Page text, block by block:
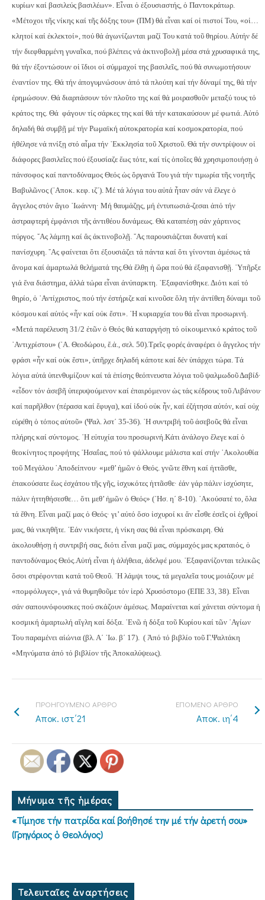
κυρίων καί βασιλεύς βασιλέων». Εἶναι ὁ ἐξουσιαστής, ὁ Παντοκράτωρ.
«Μέτοχοι τῆς νίκης καί τῆς δόξης του» (ΠΜ) θά εἶναι καί οἱ πιστοί Του, «οἱ…
κλητοί καί ἐκλεκτοί», πού θά ἀγωνίζωνται μαζί Του κατά τοῦ θηρίου.Αὐτήν δέ
τήν διεφθαρμένη γυναῖκα, πού βλέπεις νά ἀκτινοβολῇ μέσα στά χρυσαφικά της,
θά τήν ἐξοντώσουν οἱ ἴδιοι οἱ σύμμαχοί της βασιλεῖς, πού θά συνωμοτήσουν
ἐναντίον της. Θά τήν ἀπογυμνώσουν ἀπό τά πλούτη καί τήν δύναμί της, θά τήν
ἐρημώσουν. Θά διαρπάσουν τόν πλοῦτο της καί θά μοιρασθοῦν μεταξύ τους τό
κράτος της. Θά φάγουν τίς σάρκες της καί θά τήν κατακαύσουν μέ φωτιά. Αὐτό
δηλαδή θά συμβῇ μέ τήν Ρωμαϊκή αὐτοκρατορία καί κοσμοκρατορία, πού
ἠθέλησε νά πνίξῃ στό αἷμα τήν ᾿Εκκλησία τοῦ Χριστοῦ. Θά τήν συντρίψουν οἱ
διάφορες βασιλεῖες πού ἐξουσίαζε ἕως τότε, καί τίς ὁποῖες θά χρησιμοποιήσῃ ὁ
πάνσοφος καί παντοδύναμος Θεός ὡς ὄργανά Του γιά τήν τιμωρία τῆς νοητῆς
Βαβυλῶνος (᾿Αποκ. κεφ. ιζ´). Μέ τά λόγια του αὐτά ἦταν σάν νά ἔλεγε ὁ
ἄγγελος στόν ἅγιο ᾿Ιωάννη· Μή θαυμάζῃς, μή ἐντυπωσιά-ζεσαι ἀπό τήν
ἀστραφτερή ἐμφάνισι τῆς ἀντιθέου δυνάμεως. Θά καταπέσῃ σάν χάρτινος
πύργος. ῎Ας λάμπῃ καί ἄς ἀκτινοβολῇ. ῎Ας παρουσιάζεται δυνατή καί
πανίσχυρη. ῎Ας φαίνεται ὅτι ἐξουσιάζει τά πάντα καί ὅτι γίνονται ἀμέσως τά
ἄνομα καί ἁμαρτωλά θελήματά της.Θά ἔλθῃ ἡ ὥρα πού θά ἐξαφανισθῇ. ῾Υπῆρξε
γιά ἕνα διάστημα, ἀλλά τώρα εἶναι ἀνύπαρκτη. ᾿Εξαφανίσθηκε. Διότι καί τό
θηρίο, ὁ ᾿Αντίχριστος, πού τήν ἐστήριζε καί κινοῦσε ὅλη τήν ἀντίθεη δύναμι τοῦ
κόσμου καί αὐτός «ἦν καί οὐκ ἔστι». ῾Η κυριαρχία του θά εἶναι προσωρινή.
«Μετά παρέλευση 31/2 ἐτῶν ὁ Θεός θά καταργήσῃ τό οἰκουμενικό κράτος τοῦ
᾿Αντιχρίστου» (᾿Α. Θεοδώρου, ἔ.ἀ., σελ. 50).Τρεῖς φορές ἀναφέρει ὁ ἄγγελος τήν
φράσι «ἦν καί οὐκ ἔστι», ὑπῆρχε δηλαδή κάποτε καί δέν ὑπάρχει τώρα. Τά
λόγια αὐτά ὑπενθυμίζουν καί τά ἐπίσης θεόπνευστα λόγια τοῦ ψαλμωδοῦ Δαβίδ·
«εἶδον τόν ἀσεβῆ ὑπερυψούμενον καί ἐπαιρόμενον ὡς τάς κέδρους τοῦ Λιβάνου·
καί παρῆλθον (πέρασα καί ἔφυγα), καί ἰδού οὐκ ἦν, καί ἐζήτησα αὐτόν, καί οὐχ
εὑρέθη ὁ τόπος αὐτοῦ» (Ψαλ. λστ´ 35-36). ῾Η συντριβή τοῦ ἀσεβοῦς θά εἶναι
πλήρης καί σύντομος. ῾Η εὐτυχία του προσωρινή.Κάτι ἀνάλογο ἔλεγε καί ὁ
θεοκίνητος προφήτης ῾Ησαΐας, πού τό ψάλλουμε μάλιστα καί στήν ᾿Ακολουθία
τοῦ Μεγάλου ᾿Αποδείπνου· «μεθ’ ἡμῶν ὁ Θεός. γνῶτε ἔθνη καί ἡττᾶσθε,
ἐπακούσατε ἕως ἐσχάτου τῆς γῆς, ἰσχυκότες ἡττᾶσθε· ἐάν γάρ πάλιν ἰσχύσητε,
πάλιν ἡττηθήσεσθε… ὅτι μεθ’ ἡμῶν ὁ Θεός» (῾Ησ. η´ 8-10). ᾿Ακούσατέ το, ὅλα
τά ἔθνη. Εἶναι μαζί μας ὁ Θεός· γι’ αὐτό ὅσο ἰσχυροί κι ἄν εἶσθε ἐσεῖς οἱ ἐχθροί
μας, θά νικηθῆτε. ᾿Εάν νικήσετε, ἡ νίκη σας θά εἶναι πρόσκαιρη. Θά
ἀκολουθήσῃ ἡ συντριβή σας, διότι εἶναι μαζί μας, σύμμαχός μας κραταιός, ὁ
παντοδύναμος Θεός.Αὐτή εἶναι ἡ ἀλήθεια, ἀδελφέ μου. ᾿Εξαφανίζονται τελικῶς
ὅσοι στρέφονται κατά τοῦ Θεοῦ. ῾Η λάμψι τους, τά μεγαλεῖα τους μοιάζουν μέ
«πομφόλυγες», γιά νά θυμηθοῦμε τόν ἱερό Χρυσόστομο (ΕΠΕ 33, 38). Εἶναι
σάν σαπουνόφουσκες πού σκάζουν ἀμέσως. Μαραίνεται καί χάνεται σύντομα ἡ
κοσμική ἁμαρτωλή αἴγλη καί δόξα. ᾿Ενῶ ἡ δόξα τοῦ Κυρίου καί τῶν ῾Αγίων
Του παραμένει αἰώνια (βλ. Α´ ᾿Ιω. β´ 17). ( Ἀπό τό βιβλίο τοῦ Γ.Ψαλτάκη
«Μηνύματα ἀπό τό βιβλίον τῆς Ἀποκαλύψεως).
ΠΡΟΗΓΟΥΜΕΝΟ ΑΡΘΡΟ
Αποκ. ιστ΄21
ΕΠΟΜΕΝΟ ΑΡΘΡΟ
Αποκ. ιη΄4
Μήνυμα τῆς ἡμέρας
«Τίμησε τήν πατρίδα καί βοήθησέ την μέ τήν ἀρετή σου»
(Γρηγόριος ὁ Θεολόγος)
Τελευταῖες ἀναρτήσεις